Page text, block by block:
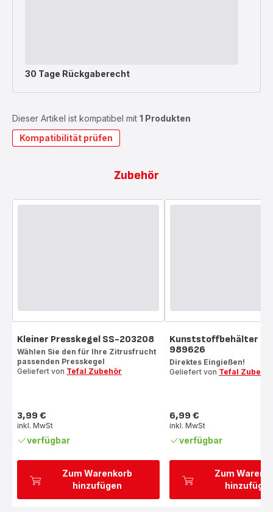
30 Tage Rückgaberecht
Dieser Artikel ist kompatibel mit 1 Produkten
Kompatibilität prüfen
Zubehör
Zum Warenkorb
hinzufügen
Kleiner Presskegel SS-203208
Wählen Sie den für Ihre Zitrusfrucht
passenden Presskegel
Geliefert von Tefal Zubehör
Preis
3,99 €
inkl. MwSt
verfügbar
Zum
Kunststoffbehälter
989626
Direktes Eingießen!
Geliefert von Tefal
Preis
6,99 €
inkl. MwSt
verfügbar